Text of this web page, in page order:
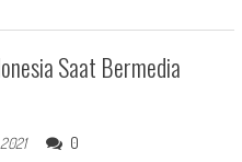
Saat Bermedia
0